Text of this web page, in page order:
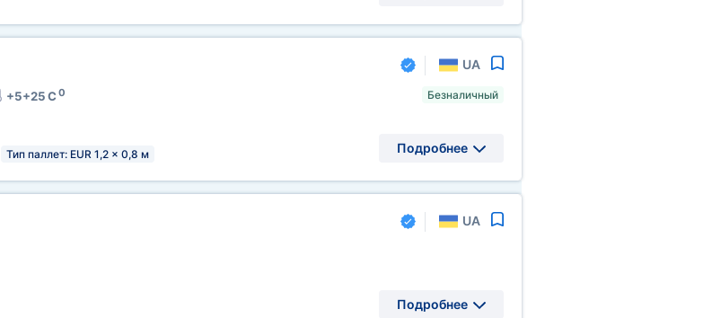
UA
+5+25 C0
Тип паллет: EUR 1,2 x 0,8 м
Безналичный
Подробнее
UA
Подробнее